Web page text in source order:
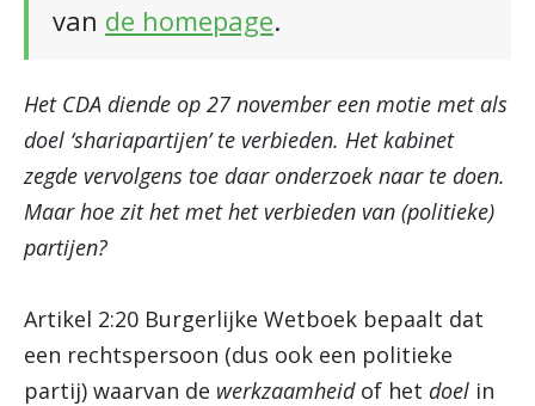
van de homepage.
Het CDA diende op 27 november een motie met als
doel ‘shariapartijen’ te verbieden. Het kabinet
zegde vervolgens toe daar onderzoek naar te doen.
Maar hoe zit het met het verbieden van (politieke)
partijen?
Artikel 2:20 Burgerlijke Wetboek bepaalt dat
een rechtspersoon (dus ook een politieke
partij) waarvan de werkzaamheidof het doel in